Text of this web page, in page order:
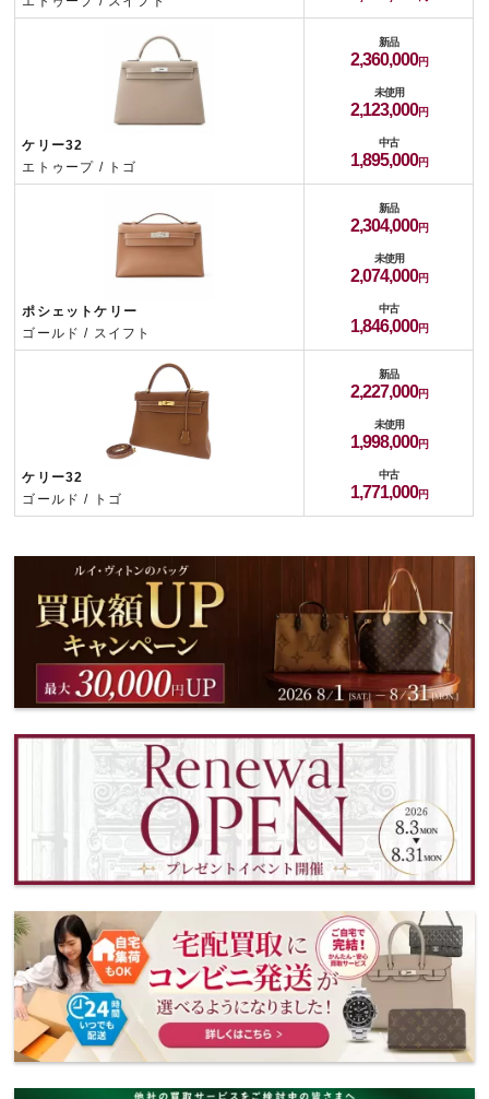
ケリー32
エトゥープ / トゴ
新品
2,360,000
未使用
2,123,000
中古
1,895,000
ポシェットケリー
ゴールド / スイフト
新品
2,304,000
未使用
2,074,000
中古
1,846,000
ケリー32
ゴールド / トゴ
新品
2,227,000
未使用
1,998,000
中古
1,771,000